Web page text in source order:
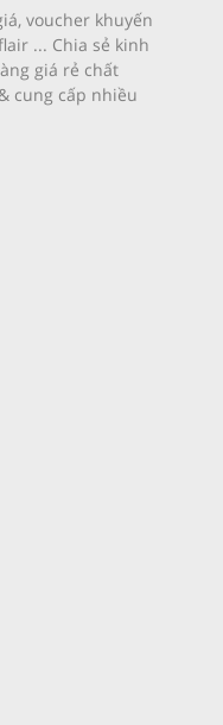
voucher khuyến
... Chia sẻ kinh
giá rẻ chất
cung cấp nhiều